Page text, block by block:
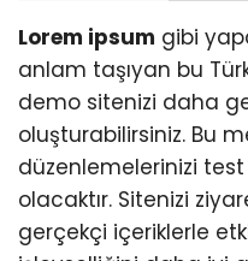
Lorem ipsum gibi
anlam taşıyan bu
demo sitenizi daha
oluşturabilirsiniz. Bu
düzenlemelerinizi
olacaktır. Sitenizi
gerçekçi içeriklerle